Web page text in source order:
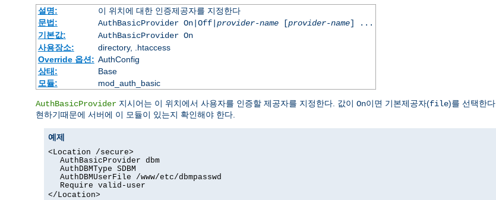
설명:
이 위치에 대한 인증제공자를 지정한다
문법:
AuthBasicProvider On|Off| provider-name[provider-name] ...
기본값:
AuthBasicProvider On
사용장소:
directory, .htaccess
Override 옵션: AuthConfig
상태:
Base
모듈:
mod_auth_basic
AuthBasicProvider 지시어는 이 위치에서 사용자를 인증할 제공자를 지정한다. 값이 On이면 기본제공자(file)를 선택한다.
현하기때문에 서버에 이 모듈이 있는지 확인해야 한다.
예제
<Location /secure>
AuthBasicProvider dbm
AuthDBMType SDBM
AuthDBMUserFile /www/etc/dbmpasswd
Require valid-user
</Location>